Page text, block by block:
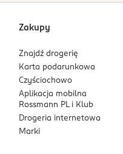
Zakupy
Znajdź drogerię
Karta podarunkowa
Czyściochowo
Aplikacja mobilna
Rossmann PL i Klub
Drogeria internetowa
Marki